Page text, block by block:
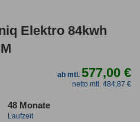
Elektro 84kwh
ab mtl.577,00 €
netto mtl. 484,87 €
48 Monate
Laufzeit